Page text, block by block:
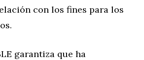
con los fines para los
garantiza que ha